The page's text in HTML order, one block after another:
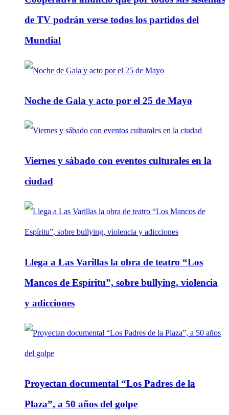
de TV podrán verse todos los partidos del
Mundial
Noche de Gala y acto por el 25 de Mayo
Viernes y sábado con eventos culturales en la
ciudad
Llega a Las Varillas la obra de teatro “Los
Mancos de Espíritu”, sobre bullying, violencia
y adicciones
Proyectan documental “Los Padres de la
Plaza”, a 50 años del golpe